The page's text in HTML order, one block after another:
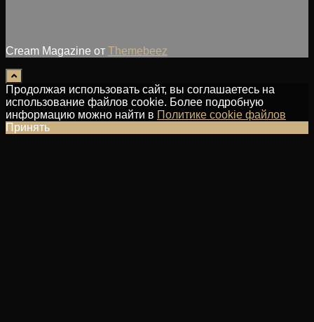
Cream Magazine от Themebeez
Продолжая использовать сайт, вы соглашаетесь на
использование файлов cookie. Более подробную
информацию можно найти в Политике cookie файлов
Принять